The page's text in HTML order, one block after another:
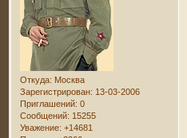
Откуда: Москва
Зарегистрирован: 13-03-2006
Приглашений: 0
Сообщений: 15255
Уважение: +14681